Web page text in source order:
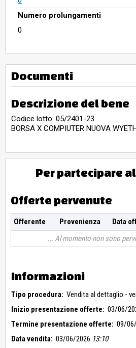
Numero prolungamenti
0
Documenti
Descrizione del bene
Codice lotto: 05/2401-23
BORSA X COMPIUTER NUOVA
Per partecipare
Offerte pervenute
Offerente Provenienza Data
Al momento non sono
Informazioni
Tipo procedura: Vendita al dettaglio -
Inizio presentazione offerte: 03/06/
Termine presentazione offerte: 09/
Data vendita: 03/06/2026 13:10